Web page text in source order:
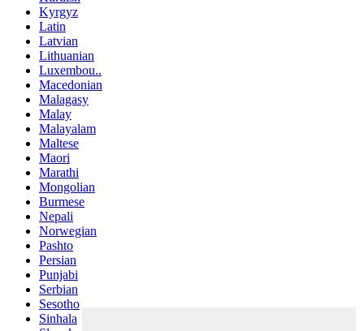
Kyrgyz
Latin
Latvian
Lithuanian
Luxembou..
Macedonian
Malagasy
Malay
Malayalam
Maltese
Maori
Marathi
Mongolian
Burmese
Nepali
Norwegian
Pashto
Persian
Punjabi
Serbian
Sesotho
Sinhala